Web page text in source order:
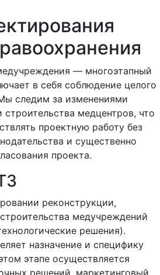
–– многоэтапный
в себя соблюдение целого
следим за изменениями
строительства медцентров, что
проектную работу без
и существенно
проекта.
реконструкции,
медучреждений
решения).
назначение и специфику
этапе осуществляется
решений, маркетинговый